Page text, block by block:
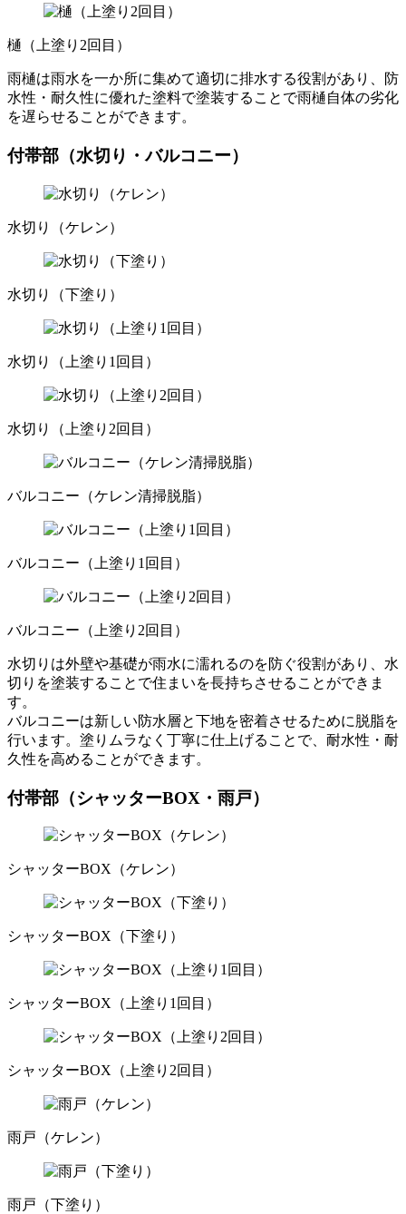
樋（上塗り2回目）
雨樋は雨水を一か所に集めて適切に排水する役割があり、防
水性・耐久性に優れた塗料で塗装することで雨樋自体の劣化
を遅らせることができます。
付帯部（水切り・バルコニー）
水切り（ケレン）
水切り（下塗り）
水切り（上塗り1回目）
水切り（上塗り2回目）
バルコニー（ケレン清掃脱脂）
バルコニー（上塗り1回目）
バルコニー（上塗り2回目）
水切りは外壁や基礎が雨水に濡れるのを防ぐ役割があり、水
切りを塗装することで住まいを長持ちさせることができま
す。
バルコニーは新しい防水層と下地を密着させるために脱脂を
行います。塗りムラなく丁寧に仕上げることで、耐水性・耐
久性を高めることができます。
付帯部（シャッターBOX・雨戸）
シャッターBOX（ケレン）
シャッターBOX（下塗り）
シャッターBOX（上塗り1回目）
シャッターBOX（上塗り2回目）
雨戸（ケレン）
雨戸（下塗り）